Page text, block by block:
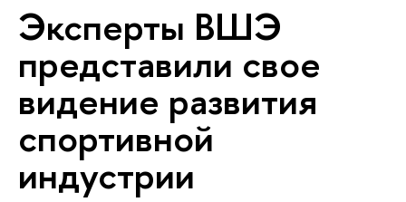
Эксперты ВШЭ
представили свое
видение развития
спортивной
индустрии